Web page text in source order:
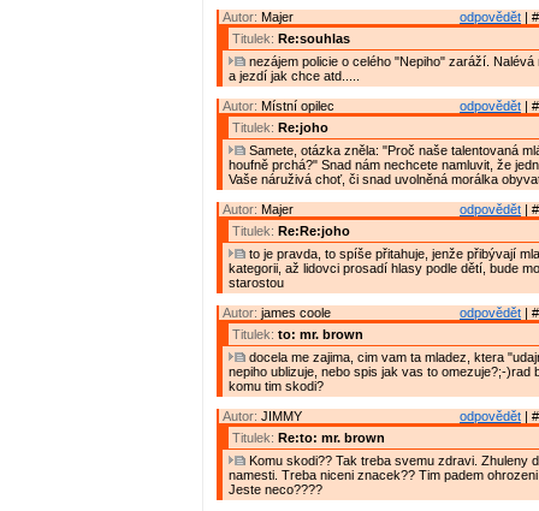
odpovědět |
Autor: Majer
Titulek: Re:souhlas
nezájem policie o celého "Nepiho" zaráží. Nalévá
a jezdí jak chce atd.....
odpovědět |
Autor: Místní opilec
Titulek: Re:joho
Samete, otázka zněla: "Proč naše talentovaná
houfně prchá?" Snad nám nechcete namluvit, že
Vaše náruživá choť, či snad uvolněná morálka
odpovědět |
Autor: Majer
Titulek: Re:Re:joho
to je pravda, to spíše přitahuje, jenže přibývají
kategorii, až lidovci prosadí hlasy podle dětí, bude
starostou
odpovědět |
Autor: james coole
Titulek: to: mr. brown
docela me zajima, cim vam ta mladez, ktera
nepiho ublizuje, nebo spis jak vas to omezuje?;-)rad
komu tim skodi?
odpovědět |
Autor: JIMMY
Titulek: Re:to: mr. brown
Komu skodi?? Tak treba svemu zdravi. Zhuleny
namesti. Treba niceni znacek?? Tim padem
Jeste neco????